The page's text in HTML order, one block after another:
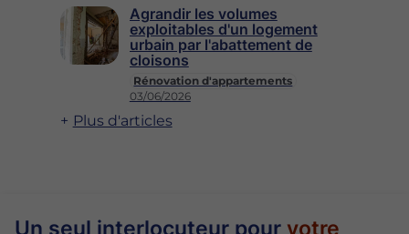
Rénovation d'appartements
03/06/2026
Agrandir les volumes
exploitables d'un logement
urbain par l'abattement de
cloisons
Plus d'articles
Un seul interlocuteur pour votre